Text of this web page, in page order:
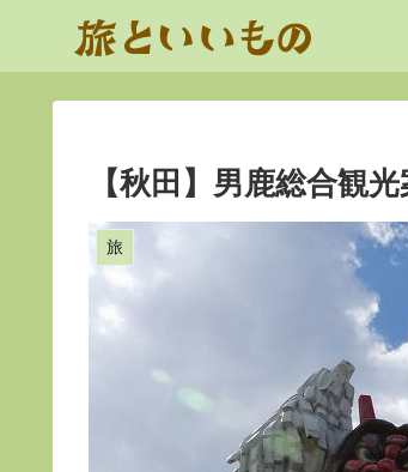
【秋田】男鹿総合観
旅